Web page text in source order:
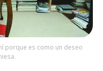
porque es como un deseo